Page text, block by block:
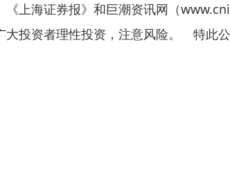
潮资讯网（
请广大投资者理性投资，注意